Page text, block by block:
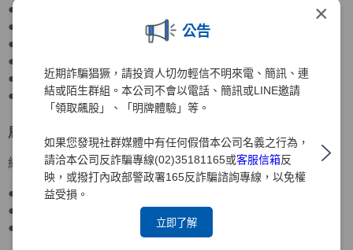
×
公告
近期詐騙猖獗，請投資人切勿輕信不明來電、簡訊、連
結或陌生群組。本公司不會以電話、簡訊或LINE邀請
「領取飆股」、「明牌體驗」等。
如果您發現社群媒體中有任何假借本公司名義之行為，
請洽本公司反詐騙專線(02)35181165或客服信箱反
映，或撥打內政部警政署165反詐騙諮詢專線，以免權
益受損。
立即了解
● 元大銀行董事
● 元大期貨董事長
● 期貨交易所董事、監察人
● 寶來證券董事
● 國際票券金融董事
● 國票金控董事
馬瑞辰
經歷
● 達盛資產管理董事
● 台灣農林董事
● 元大京華證券董事、監察人